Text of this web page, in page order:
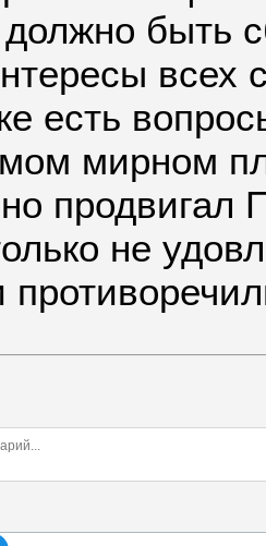
быть
всех
есть
мирном
продвигал
не